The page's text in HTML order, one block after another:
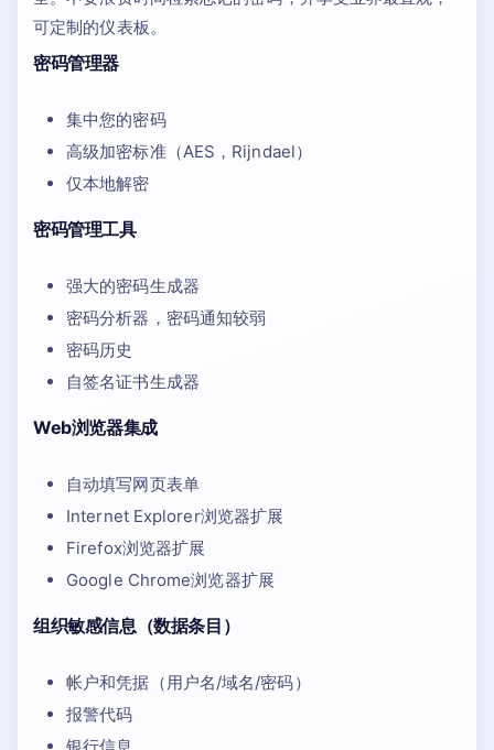
可定制的仪表板。
密码管理器
集中您的密码
高级加密标准（AES，Rijndael）
仅本地解密
密码管理工具
强大的密码生成器
密码分析器，密码通知较弱
密码历史
自签名证书生成器
Web浏览器集成
自动填写网页表单
Internet Explorer浏览器扩展
Firefox浏览器扩展
Google Chrome浏览器扩展
组织敏感信息（数据条目）
帐户和凭据（用户名/域名/密码）
报警代码